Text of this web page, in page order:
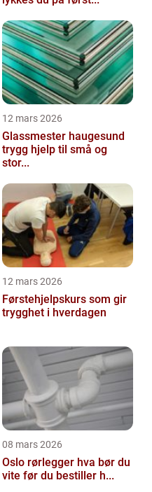
12 mars 2026
Glassmester haugesund
trygg hjelp til små og
stor...
12 mars 2026
Førstehjelpskurs som gir
trygghet i hverdagen
08 mars 2026
Oslo rørlegger hva bør du
vite før du bestiller h...